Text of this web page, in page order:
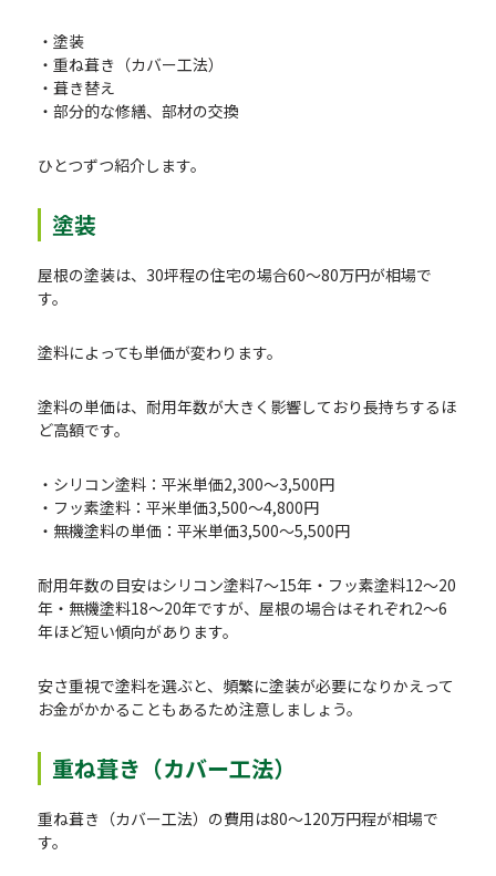
・塗装
・重ね葺き（カバー工法）
・葺き替え
・部分的な修繕、部材の交換
ひとつずつ紹介します。
塗装
屋根の塗装は、30坪程の住宅の場合60～80万円が相場で
す。
塗料によっても単価が変わります。
塗料の単価は、耐用年数が大きく影響しており長持ちするほ
ど高額です。
・シリコン塗料：平米単価2,300～3,500円
・フッ素塗料：平米単価3,500～4,800円
・無機塗料の単価：平米単価3,500～5,500円
耐用年数の目安はシリコン塗料7〜15年・フッ素塗料12〜20
年・無機塗料18〜20年ですが、屋根の場合はそれぞれ2～6
年ほど短い傾向があります。
安さ重視で塗料を選ぶと、頻繁に塗装が必要になりかえって
お金がかかることもあるため注意しましょう。
重ね葺き（カバー工法）
重ね葺き（カバー工法）の費用は80〜120万円程が相場で
す。